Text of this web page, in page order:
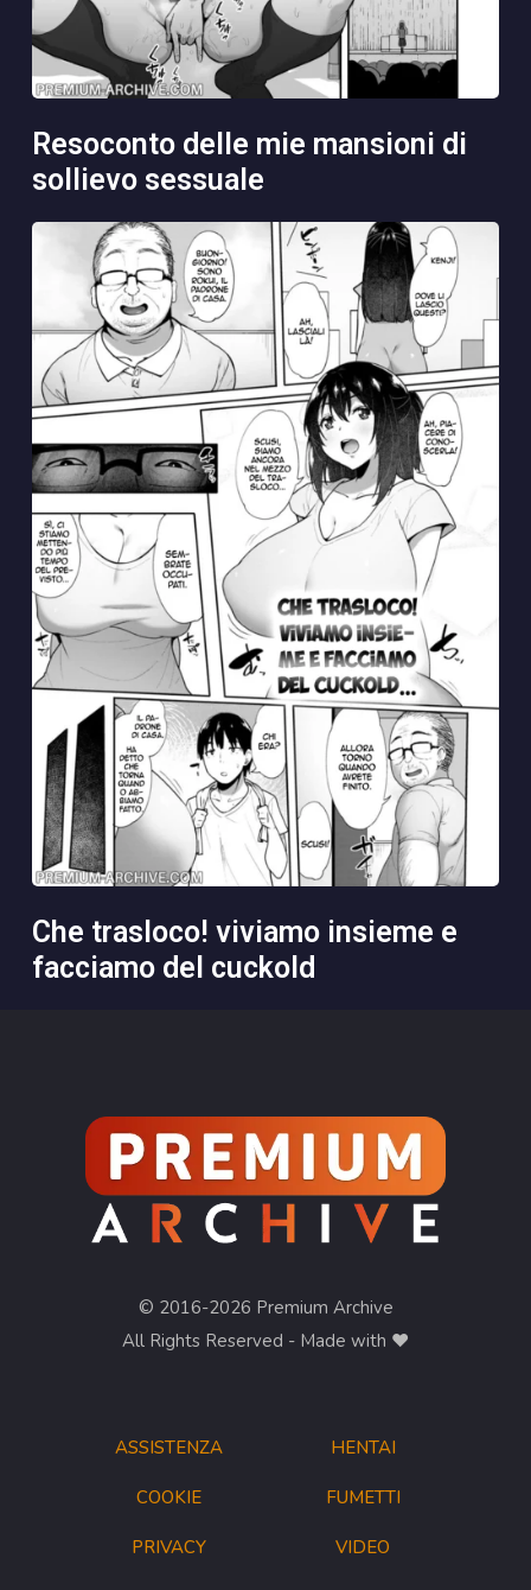
resoconto delle mie mansioni di
sollievo sessuale
che trasloco! viviamo insieme e
facciamo del cuckold
ASSISTENZA
COOKIE
PRIVACY
© 2016-2026 Premium Archive
All Rights Reserved - Made with ❤︎
HENTAI
FUMETTI
VIDEO